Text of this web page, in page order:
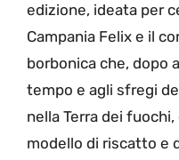
edizione, ideata per
Campania Felix e il
borbonica che, dopo
tempo e agli sfregi
nella Terra dei
modello di riscatto e